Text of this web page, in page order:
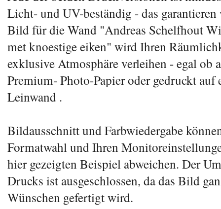
Licht- und UV-beständig - das
Bild für die Wand "Andreas Schelfhout
met knoestige eiken" wird Ihren
exklusive Atmosphäre verleihen - egal ob
Premium- Photo-Papier oder gedruckt auf
Leinwand .
Bildausschnitt und Farbwiedergabe
Formatwahl und Ihren
hier gezeigten Beispiel abweichen. Der
Drucks ist ausgeschlossen, da das Bild
Wünschen gefertigt wird.